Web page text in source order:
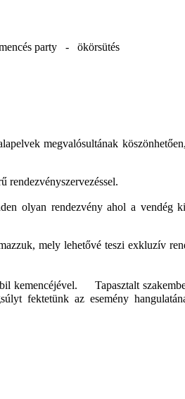
party - ökörsütés
megvalósultának
rendezvényszervezéssel.
olyan rendezvény ahol a vendég
mely lehetővé teszi exkluzív
kemencéjével. Tapasztalt
fektetünk az esemény